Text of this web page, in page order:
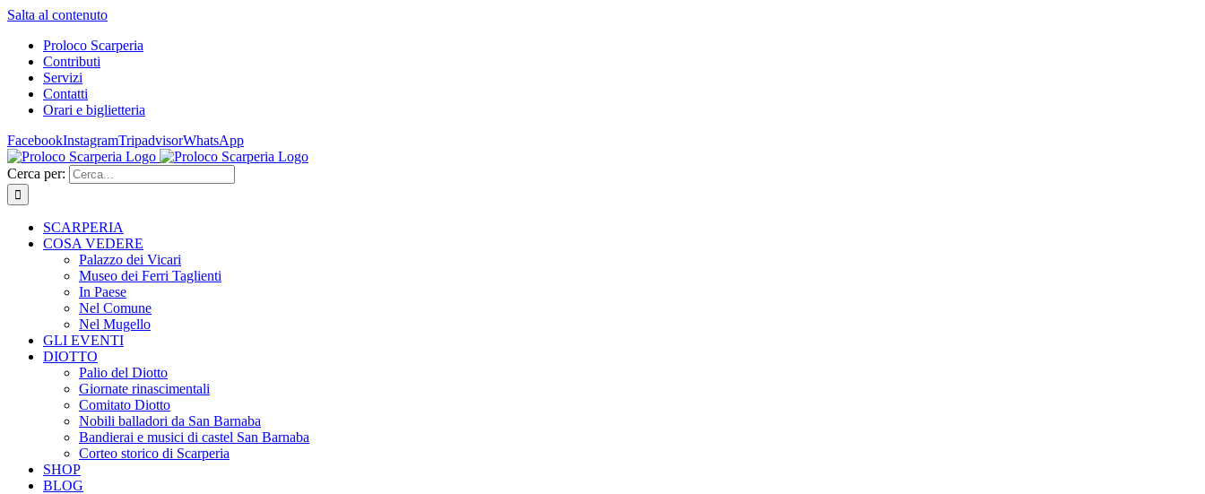
Salta al contenuto
Proloco Scarperia
Contributi
Servizi
Contatti
Orari e biglietteria
FacebookInstagramTripadvisorWhatsApp
Cerca per:
SCARPERIA
COSA VEDERE
Palazzo dei Vicari
Museo dei Ferri Taglienti
In Paese
Nel Comune
Nel Mugello
GLI EVENTI
DIOTTO
Palio del Diotto
Giornate rinascimentali
Comitato Diotto
Nobili balladori da San Barnaba
Bandierai e musici di castel San Barnaba
Corteo storico di Scarperia
SHOP
BLOG